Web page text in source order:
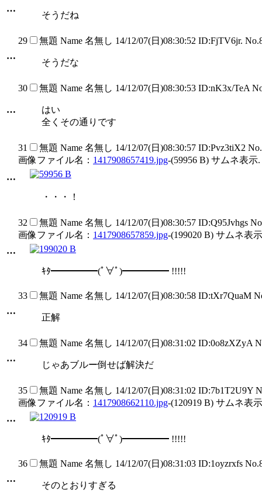
…
そうだね
…
29 無題 Name 名無し 14/12/07(日)08:30:52 ID:FjTV6jr.
そうだな
…
30 無題 Name 名無し 14/12/07(日)08:30:53 ID:nK3x/TeA
はい
全くその通りです
…
31 無題 Name 名無し 14/12/07(日)08:30:57 ID:Pvz3tiX2
画像ファイル名： 1417908657419.jpg-(59956 B) サムネ表示.
・・・！
…
32 無題 Name 名無し 14/12/07(日)08:30:57 ID:Q95Jvhgs
画像ファイル名： 1417908657859.jpg-(199020 B) サムネ表
ｷﾀ━━━━━(ﾟ∀ﾟ)━━━━━ !!!!!
…
33 無題 Name 名無し 14/12/07(日)08:30:58 ID:tXr7QuaM
正解
…
34 無題 Name 名無し 14/12/07(日)08:31:02 ID:0o8zXZyA
じゃあブルー倒せば解決だ
…
35 無題 Name 名無し 14/12/07(日)08:31:02 ID:7b1T2U9Y
画像ファイル名： 1417908662110.jpg-(120919 B) サムネ表
ｷﾀ━━━━━(ﾟ∀ﾟ)━━━━━ !!!!!
…
36 無題 Name 名無し 14/12/07(日)08:31:03 ID:1oyzrxfs
そのとおりすぎる